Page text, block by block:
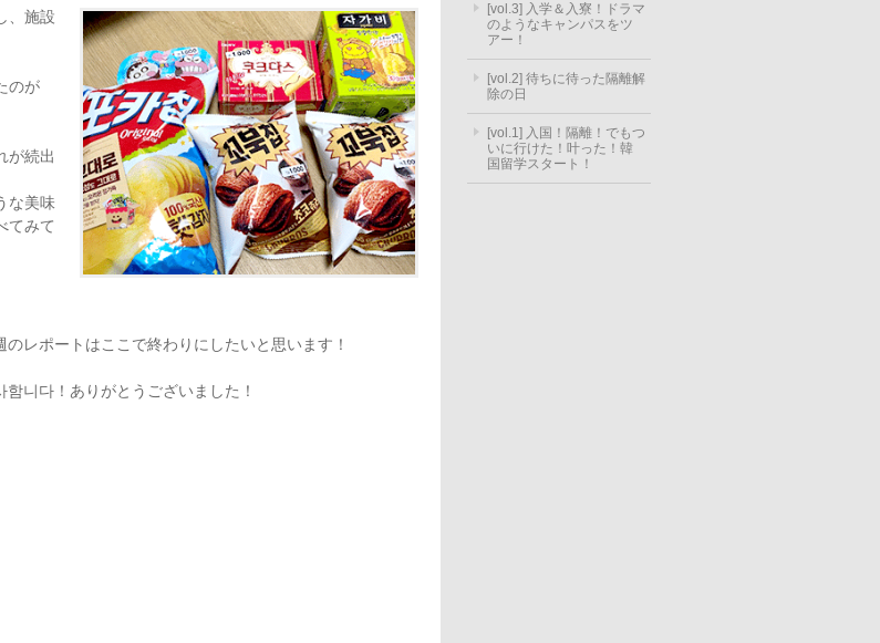
、施設
のが
が続出
な美味
てみて
のレポートはここで終わりにしたいと思います！
함니다！ありがとうございました！
[vol.3] 入学＆入寮！ドラマ
のようなキャンパスをツ
アー！
[vol.2] 待ちに待った隔離解
除の日
[vol.1] 入国！隔離！でもつ
いに行けた！叶った！韓
国留学スタート！